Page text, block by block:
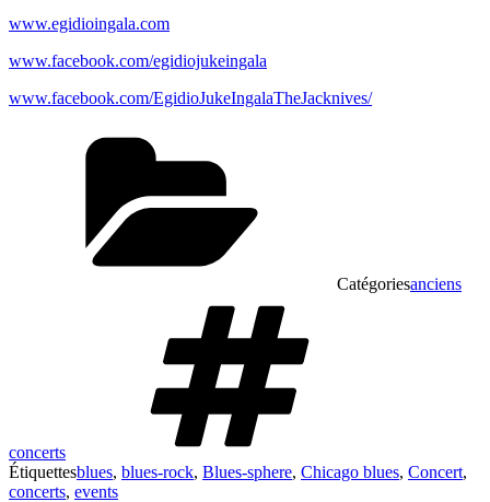
www.egidioingala.com
www.facebook.com/egidiojukeingala
www.facebook.com/EgidioJukeIngalaTheJacknives/
Catégoriesanciens
concerts
Étiquettesblues, blues-rock, Blues-sphere, Chicago blues, Concert,
concerts, events